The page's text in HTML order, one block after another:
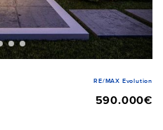
RE/MAX Evolution
590.000€